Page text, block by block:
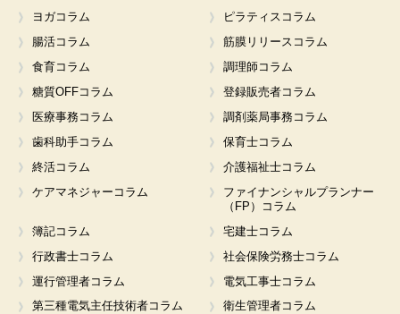
ヨガコラム
ピラティスコラム
腸活コラム
筋膜リリースコラム
食育コラム
調理師コラム
糖質OFFコラム
登録販売者コラム
医療事務コラム
調剤薬局事務コラム
歯科助手コラム
保育士コラム
終活コラム
介護福祉士コラム
ケアマネジャーコラム
ファイナンシャルプランナー
（FP）コラム
簿記コラム
宅建士コラム
行政書士コラム
社会保険労務士コラム
運行管理者コラム
電気工事士コラム
第三種電気主任技術者コラム
衛生管理者コラム